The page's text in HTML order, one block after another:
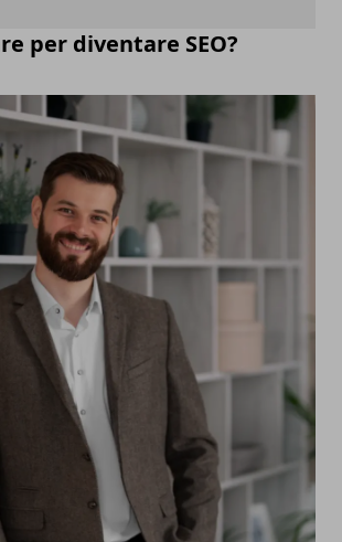
per diventare SEO?